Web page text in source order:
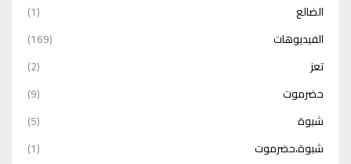
الضالع
(1)
الفيديوهات
(169)
تعز
(2)
حضرموت
(9)
شبوة
(5)
شبوة،حضرموت
(1)